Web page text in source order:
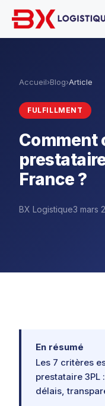
Accueil›Blog›Article
FULFILLMENT
Comment
France ?
BX Logistique3 mars
En résumé
Les 7 critères
prestataire
délais,